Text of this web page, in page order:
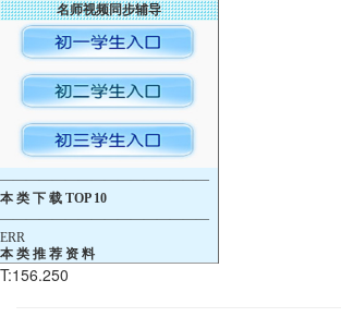
名师视频同步辅导
————————————————
本 类 下 载 TOP 10
————————————————
ERR
本 类 推 荐 资 料
T:156.250